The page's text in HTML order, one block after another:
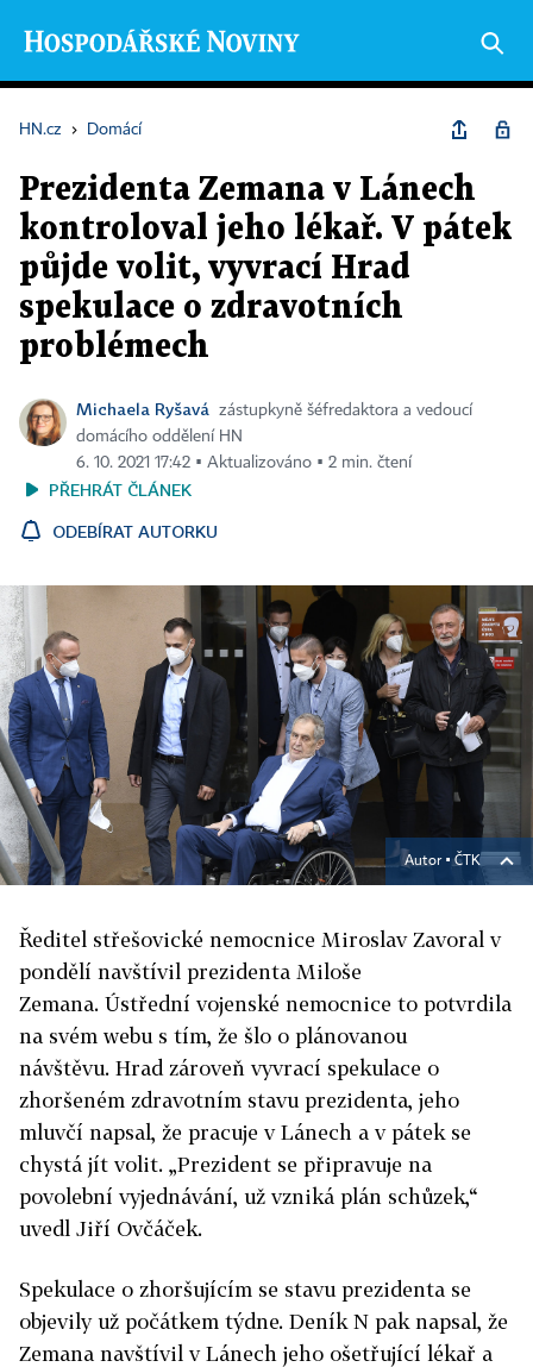
HN.cz › Domácí
Prezidenta Zemana v Lánech
kontroloval jeho lékař. V pátek
půjde volit, vyvrací Hrad
spekulace o zdravotních
problémech
Michaela Ryšavá
zástupkyně šéfredaktora a vedoucí
domácího oddělení HN
6. 10. 2021 17:42 ▪ Aktualizováno ▪ 2 min. čtení
PŘEHRÁT ČLÁNEK
ODEBÍRAT AUTORKU
Autor ▪ČTK
Ředitel střešovické nemocnice Miroslav Zavoral v
pondělí navštívil prezidenta Miloše
Zemana. Ústřední vojenské nemocnice to potvrdila
na svém webu s tím, že šlo o plánovanou
návštěvu. Hrad zároveň vyvrací spekulace o
zhoršeném zdravotním stavu prezidenta, jeho
mluvčí napsal, že pracuje v Lánech a v pátek se
chystá jít volit. „Prezident se připravuje na
povolební vyjednávání, už vzniká plán schůzek,“
uvedl Jiří Ovčáček.
Spekulace o zhoršujícím se stavu prezidenta se
objevily už počátkem týdne. Deník N pak napsal, že
Zemana navštívil v Lánech jeho ošetřující lékař a